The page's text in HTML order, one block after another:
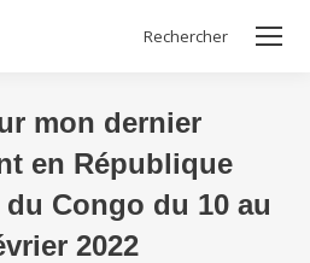
Search:
Rechercher
mon dernier
en République
Congo du 10 au
2022